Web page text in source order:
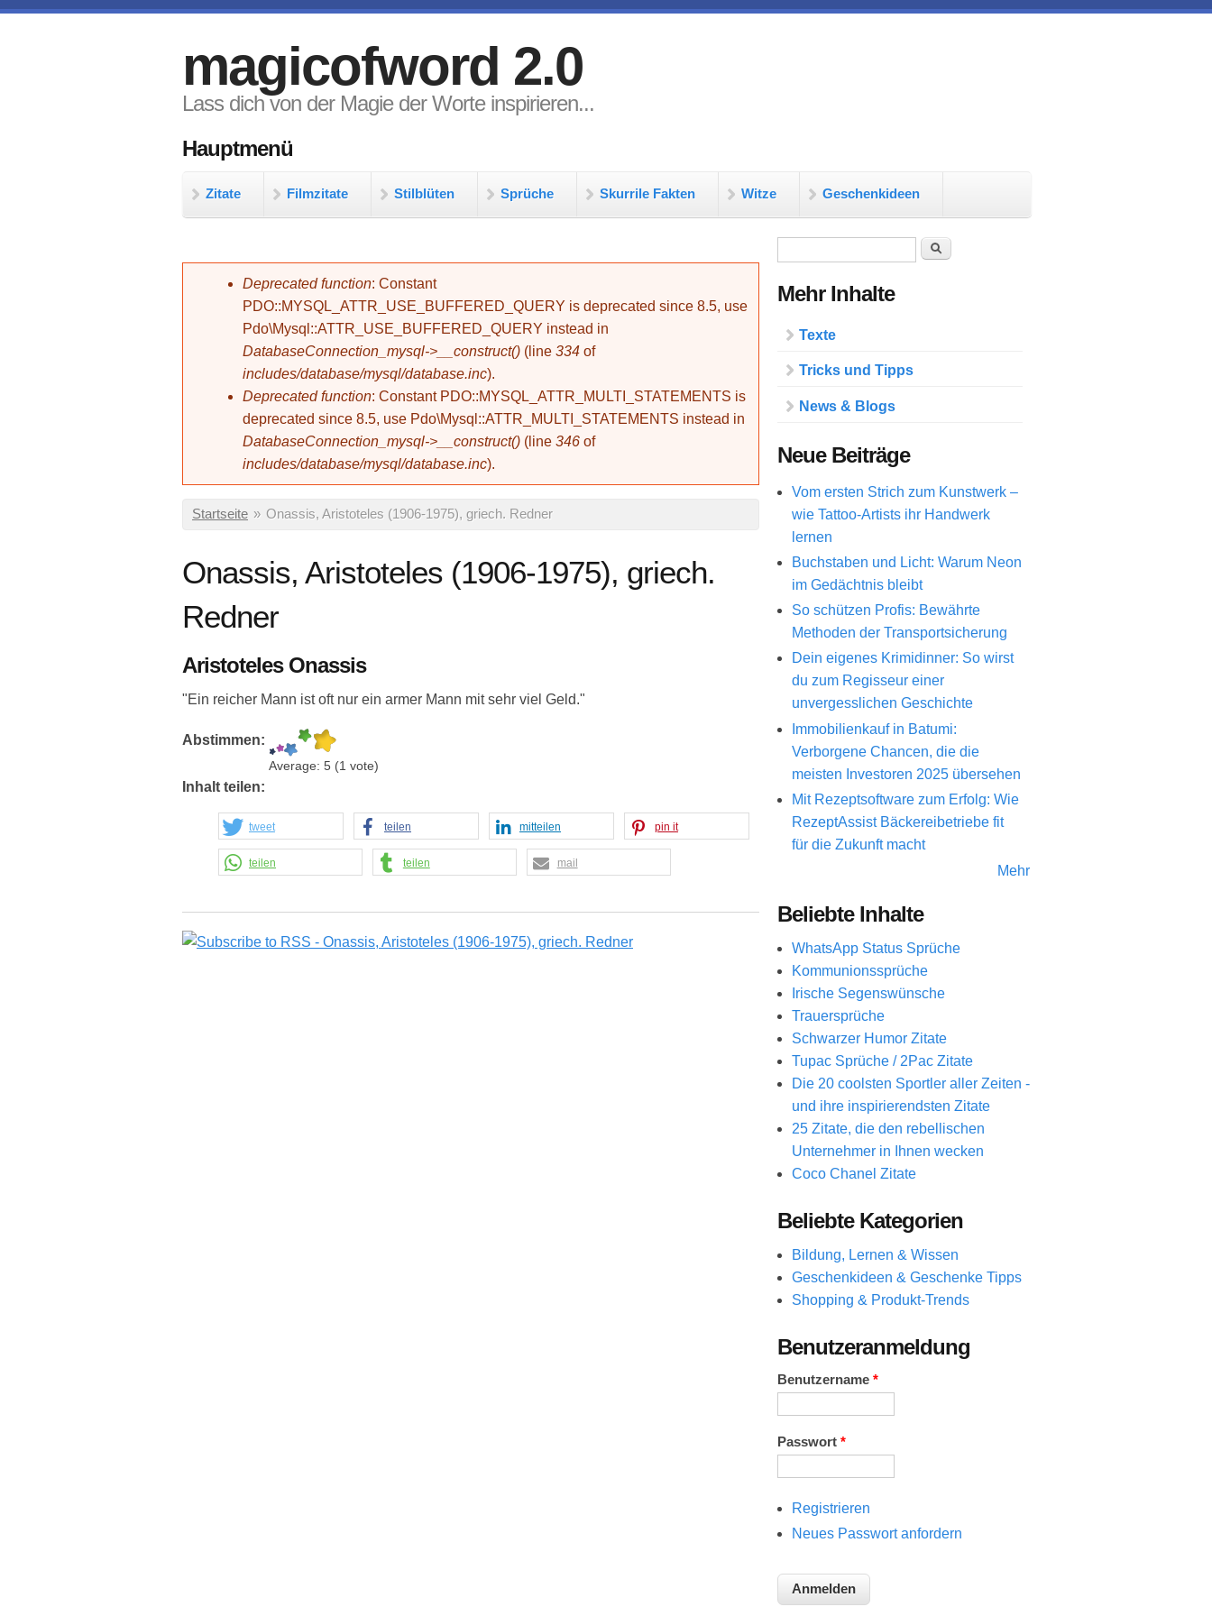
magicofword 2.0
Lass dich von der Magie der Worte inspirieren...
Hauptmenü
Zitate Filmzitate Stilblüten Sprüche Skurrile Fakten Witze Geschenkideen
Fehlermeldung
Deprecated function: Constant
PDO::MYSQL_ATTR_USE_BUFFERED_QUERY is deprecated since 8.5, use
Pdo\Mysql::ATTR_USE_BUFFERED_QUERY instead in
DatabaseConnection_mysql->__construct() (line 334 of
includes/database/mysql/database.inc).
Deprecated function: Constant PDO::MYSQL_ATTR_MULTI_STATEMENTS is
deprecated since 8.5, use Pdo\Mysql::ATTR_MULTI_STATEMENTS instead in
DatabaseConnection_mysql->__construct() (line 346 of
includes/database/mysql/database.inc).
Sie sind hier
Startseite » Onassis, Aristoteles (1906-1975), griech. Redner
Onassis, Aristoteles (1906-1975), griech.
Redner
Aristoteles Onassis
"Ein reicher Mann ist oft nur ein armer Mann mit sehr viel Geld."
Abstimmen:
Average: 5 (1 vote)
Inhalt teilen:
tweet teilen mitteilen pin it
teilen teilen mail
Suche
Mehr Inhalte
Texte
Tricks und Tipps
News & Blogs
Neue Beiträge
Vom ersten Strich zum Kunstwerk –
wie Tattoo-Artists ihr Handwerk
lernen
Buchstaben und Licht: Warum Neon
im Gedächtnis bleibt
So schützen Profis: Bewährte
Methoden der Transportsicherung
Dein eigenes Krimidinner: So wirst
du zum Regisseur einer
unvergesslichen Geschichte
Immobilienkauf in Batumi:
Verborgene Chancen, die die
meisten Investoren 2025 übersehen
Mit Rezeptsoftware zum Erfolg: Wie
RezeptAssist Bäckereibetriebe fit
für die Zukunft macht
Mehr
Beliebte Inhalte
WhatsApp Status Sprüche
Kommunionssprüche
Irische Segenswünsche
Trauersprüche
Schwarzer Humor Zitate
Tupac Sprüche / 2Pac Zitate
Die 20 coolsten Sportler aller Zeiten -
und ihre inspirierendsten Zitate
25 Zitate, die den rebellischen
Unternehmer in Ihnen wecken
Coco Chanel Zitate
Beliebte Kategorien
Bildung, Lernen & Wissen
Geschenkideen & Geschenke Tipps
Shopping & Produkt-Trends
Benutzeranmeldung
Benutzername *
Passwort *
Registrieren
Neues Passwort anfordern